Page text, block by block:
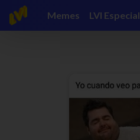
Memes LVI Especial